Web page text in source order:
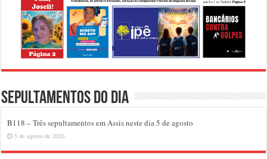
Sepultamentos do dia
B118 – Três sepultamentos em Assis neste dia 5 de agosto
5 de agosto de 2026